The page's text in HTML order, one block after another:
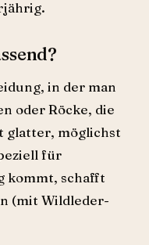
in der man
oder Röcke, die
glatter, möglichst
für
kommt, schafft
(mit Wildleder­